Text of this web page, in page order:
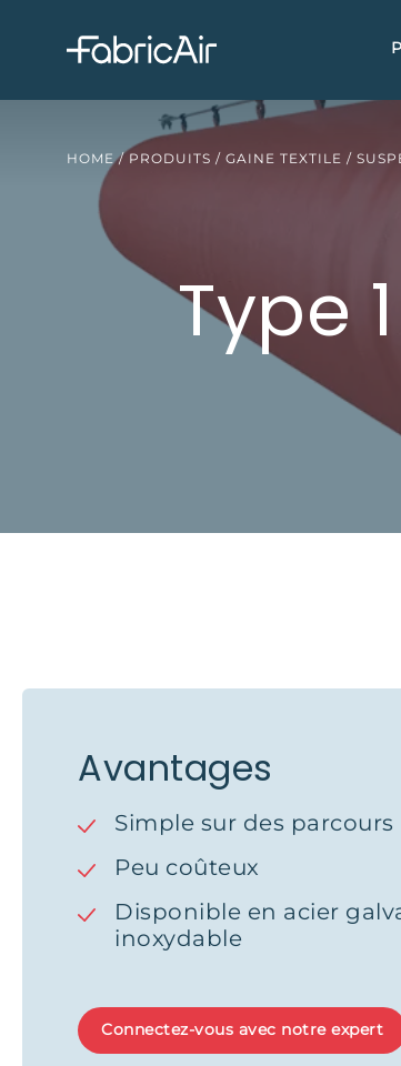
HOME/ PRODUITS / GAINE TEXTILE /
Type 1
Avantages
Simple sur des
Peu coûteux
Disponible en acier
inoxydable
Connectez-vous avec notre expert